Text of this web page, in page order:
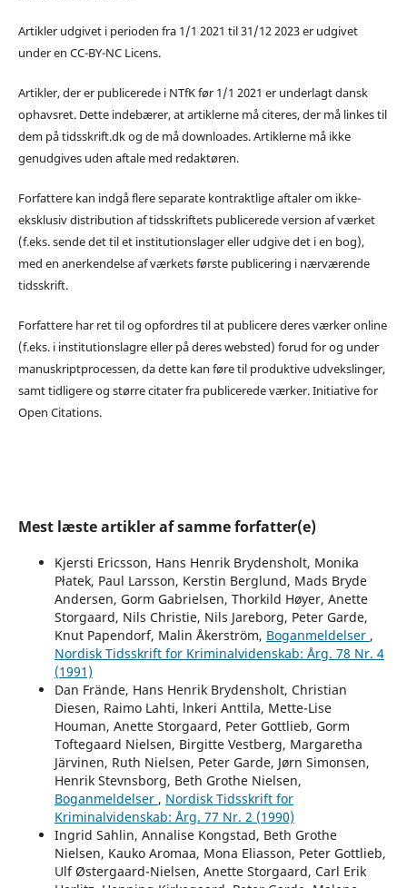
Artikler udgivet i perioden fra 1/1 2021 til 31/12 2023 er udgivet
under en CC-BY-NC Licens.
Artikler, der er publicerede i NTfK før 1/1 2021 er underlagt dansk
ophavsret. Dette indebærer, at artiklerne må citeres, der må linkes til
dem på tidsskrift.dk og de må downloades. Artiklerne må ikke
genudgives uden aftale med redaktøren.
Forfattere kan indgå flere separate kontraktlige aftaler om ikke-
eksklusiv distribution af tidsskriftets publicerede version af værket
(f.eks. sende det til et institutionslager eller udgive det i en bog),
med en anerkendelse af værkets første publicering i nærværende
tidsskrift.
Forfattere har ret til og opfordres til at publicere deres værker online
(f.eks. i institutionslagre eller på deres websted) forud for og under
manuskriptprocessen, da dette kan føre til produktive udvekslinger,
samt tidligere og større citater fra publicerede værker. Initiative for
Open Citations.
Mest læste artikler af samme forfatter(e)
Kjersti Ericsson, Hans Henrik Brydensholt, Monika
Płatek, Paul Larsson, Kerstin Berglund, Mads Bryde
Andersen, Gorm Gabrielsen, Thorkild Høyer, Anette
Storgaard, Nils Christie, Nils Jareborg, Peter Garde,
Knut Papendorf, Malin Åkerström, Boganmeldelser ,
Nordisk Tidsskrift for Kriminalvidenskab: Årg. 78 Nr. 4
(1991)
Dan Frände, Hans Henrik Brydensholt, Christian
Diesen, Raimo Lahti, lnkeri Anttila, Mette-Lise
Houman, Anette Storgaard, Peter Gottlieb, Gorm
Toftegaard Nielsen, Birgitte Vestberg, Margaretha
Järvinen, Ruth Nielsen, Peter Garde, Jørn Simonsen,
Henrik Stevnsborg, Beth Grothe Nielsen,
Boganmeldelser , Nordisk Tidsskrift for
Kriminalvidenskab: Årg. 77 Nr. 2 (1990)
Ingrid Sahlin, Annalise Kongstad, Beth Grothe
Nielsen, Kauko Aromaa, Mona Eliasson, Peter Gottlieb,
Ulf Østergaard-Nielsen, Anette Storgaard, Carl Erik